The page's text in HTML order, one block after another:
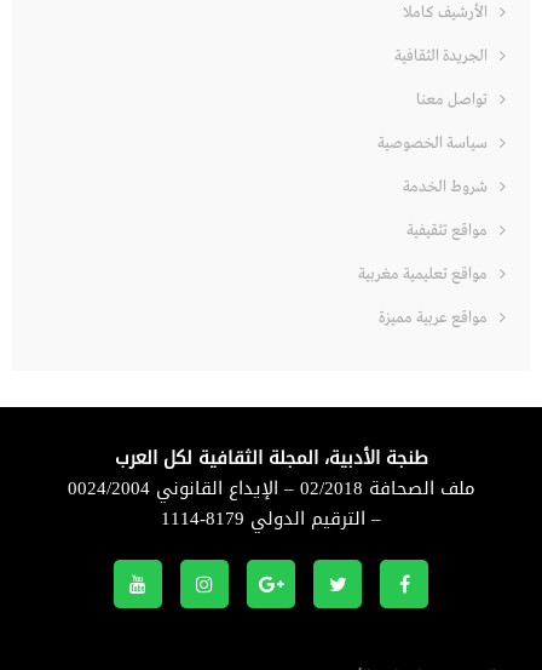
الأرشيف كاملا
الجريدة الثقافية
تواصل معنا
سياسة الخصوصية
شروط الخدمة
مواقع تثقيفية
مواقع تعليمية مغربية
مواقع عربية مميزة
طنجة الأدبية، المجلة الثقافية لكل العرب
ملف الصحافة 02/2018 – الإيداع القانوني 0024/2004
– الترقيم الدولي 8179-1114